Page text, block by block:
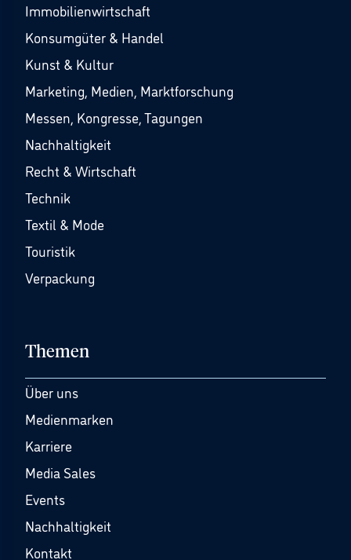
Immobilienwirtschaft
Konsumgüter & Handel
Kunst & Kultur
Marketing, Medien, Marktforschung
Messen, Kongresse, Tagungen
Nachhaltigkeit
Recht & Wirtschaft
Technik
Textil & Mode
Touristik
Verpackung
Themen
Über uns
Medienmarken
Karriere
Media Sales
Events
Nachhaltigkeit
Kontakt